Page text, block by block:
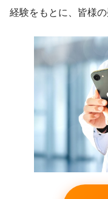
経験をもとに、皆様